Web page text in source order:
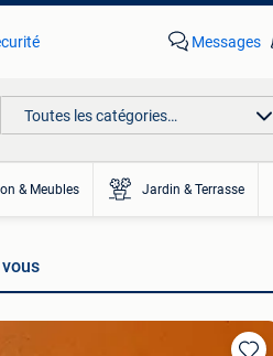
Messages
Toutes les catégories…
& Meubles Jardin & Terrasse